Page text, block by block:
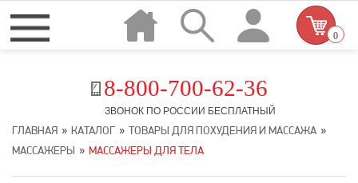
8-800-700-62-36
ЗВОНОК ПО РОССИИ БЕСПЛАТНЫЙ
0
ГЛАВНАЯ » КАТАЛОГ » ТОВАРЫ ДЛЯ ПОХУДЕНИЯ И МАССАЖА »
МАССАЖЕРЫ » МАССАЖЕРЫ ДЛЯ ТЕЛА